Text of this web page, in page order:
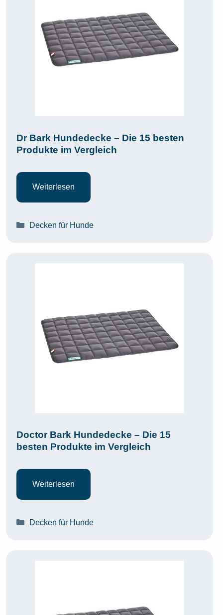
Dr Bark Hundedecke – Die 15 besten
Produkte im Vergleich
Weiterlesen
Kategorien
Decken für Hunde
Doctor Bark Hundedecke – Die 15
besten Produkte im Vergleich
Weiterlesen
Kategorien
Decken für Hunde